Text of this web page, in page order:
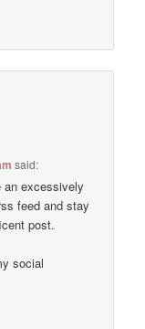
said:
an excessively
feed and stay
post.
social